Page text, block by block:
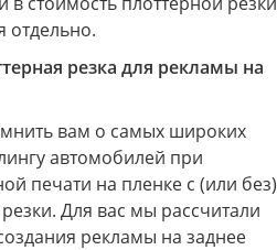
отдельно.
резка для рекламы на
вам о самых широких
автомобилей при
печати на пленке с (или без)
Для вас мы рассчитали
рекламы на заднее